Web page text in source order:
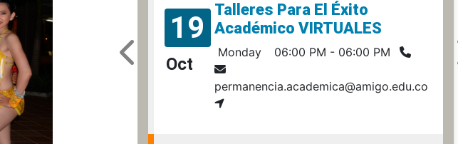
19
Oct
Talleres Para El Éxito
Académico VIRTUALES
Monday 06:00 PM - 06:00 PM
permanencia.academica@amigo.edu.co